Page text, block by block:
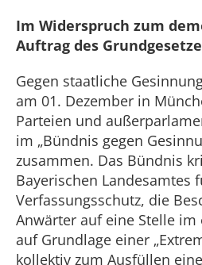
Im Widerspruch zum
Auftrag des
Gegen staatliche
am 01. Dezember in
Parteien und
im „Bündnis gegen
zusammen. Das Bündnis
Bayerischen Landesamtes
Verfassungsschutz, die
Anwärter auf eine Stelle
auf Grundlage einer
kollektiv zum Ausfüllen